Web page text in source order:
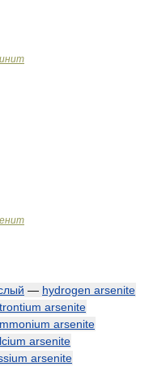
— hydrogen arsenite
arsenite
arsenite
arsenite
arsenite